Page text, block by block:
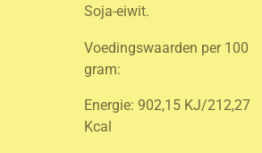
Soja-eiwit.
Voedingswaarden per 100
gram:
Energie: 902,15 KJ/212,27
Kcal